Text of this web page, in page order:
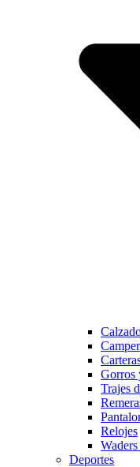
Gorros
Trajes
Relojes
Deportes